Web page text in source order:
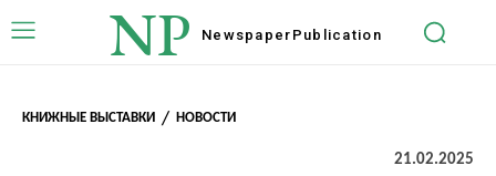
NP Newspaper Publication
КНИЖНЫЕ ВЫСТАВКИ НОВОСТИ
21.02.2025